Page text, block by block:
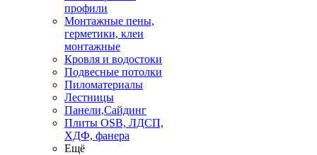
профили
Монтажные пены,
герметики, клеи
монтажные
Кровля и водостоки
Подвесные потолки
Пиломатериалы
Лестницы
Панели,Сайдинг
Плиты OSB, ЛДСП,
ХДФ, фанера
Ещё